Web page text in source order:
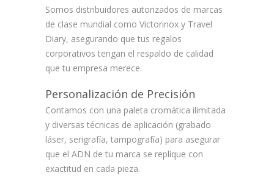
Somos distribuidores autorizados de marcas
de clase mundial como Victorinox y Travel
Diary, asegurando que tus regalos
corporativos tengan el respaldo de calidad
que tu empresa merece.
Personalización de Precisión
Contamos con una paleta cromática ilimitada
y diversas técnicas de aplicación (grabado
láser, serigrafía, tampografía) para asegurar
que el ADN de tu marca se replique con
exactitud en cada pieza.